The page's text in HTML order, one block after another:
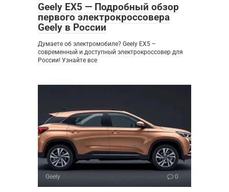
Geely EX5 — Подробный обзор
первого электрокроссовера
Geely в России
Думаете об электромобиле? Geely EX5 –
современный и доступный электрокроссовер для
России! Узнайте все
Geely 0